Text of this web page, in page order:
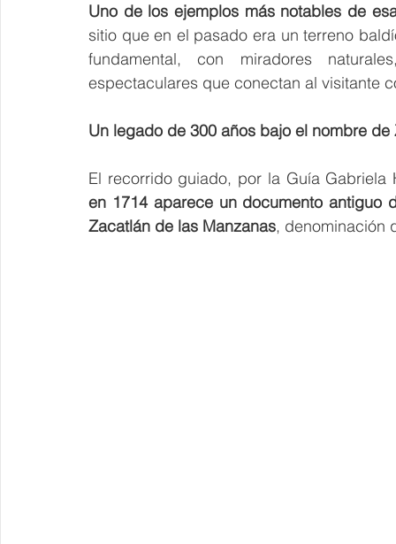
Uno de los ejemplos más notables de
sitio que en el pasado era un terreno
fundamental, con miradores
espectaculares que conectan al visitante
Un legado de 300 años bajo el nombre
en 1714 aparece un documento antiguo
Zacatlán de las Manzanas, denominación